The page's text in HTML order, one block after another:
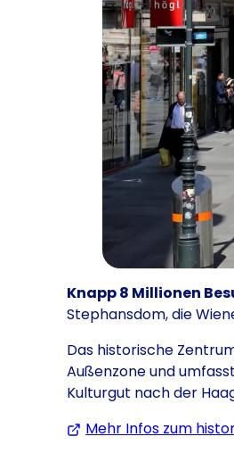
Knapp 8 Millionen
Stephansdom, die
Das historische
Außenzone und
Kulturgut nach der
Mehr Infos zum